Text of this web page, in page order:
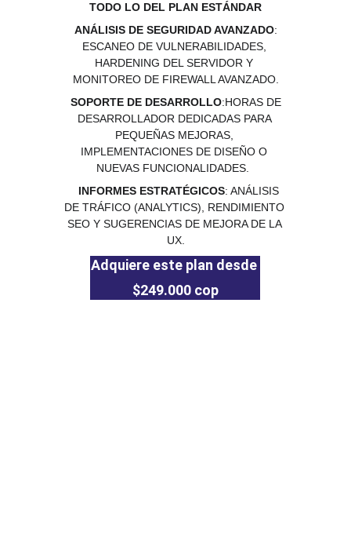
TODO LO DEL PLAN ESTÁNDAR
ANÁLISIS DE SEGURIDAD AVANZADO:
ESCANEO DE VULNERABILIDADES,
HARDENING DEL SERVIDOR Y
MONITOREO DE FIREWALL AVANZADO.
SOPORTE DE DESARROLLO:HORAS DE
DESARROLLADOR DEDICADAS PARA
PEQUEÑAS MEJORAS,
IMPLEMENTACIONES DE DISEÑO O
NUEVAS FUNCIONALIDADES.
INFORMES ESTRATÉGICOS: ANÁLISIS
DE TRÁFICO (ANALYTICS), RENDIMIENTO
SEO Y SUGERENCIAS DE MEJORA DE LA
UX.
Adquiere este plan desde
$249.000 cop